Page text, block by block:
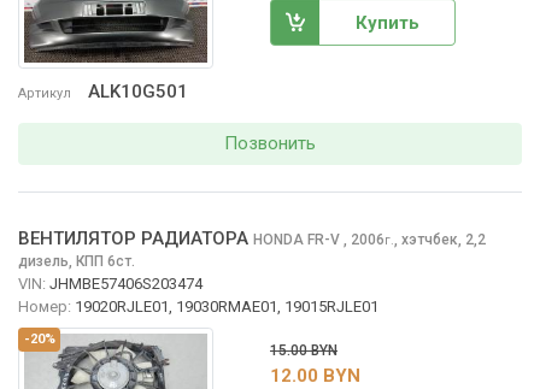
Артикул ALK10G501
Купить
Позвонить
-20%
ВЕНТИЛЯТОР РАДИАТОРА HONDA FR-V , 2006г., хэтчбек, 2,2
дизель, КПП 6ст.
VIN: JHMBE57406S203474
Номер: 19020RJLE01, 19030RMAE01, 19015RJLE01
15.00 BYN
12.00 BYN